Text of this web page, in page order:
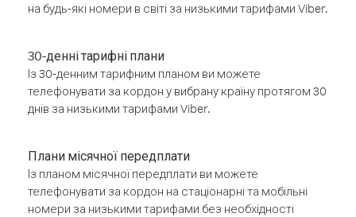
на будь-які номери в світі за низькими тарифами Viber.
30-денні тарифні плани
Із 30-денним тарифним планом ви можете
телефонувати за кордон у вибрану країну протягом 30
днів за низькими тарифами Viber.
Плани місячної передплати
Із планом місячної передплати ви можете
телефонувати за кордон на стаціонарні та мобільні
номери за низькими тарифами без необхідності